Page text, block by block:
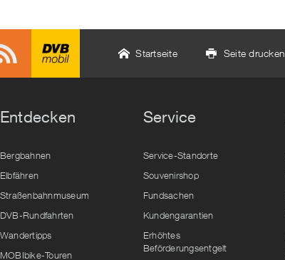
Startseite Seite drucken
Entdecken
Bergbahnen
Elbfähren
Straßenbahnmuseum
DVB-Rundfahrten
Wandertipps
MOBIbike-Touren
Service
Service-Standorte
Souvenirshop
Fundsachen
Kundengarantien
Erhöhtes
Beförderungsentgelt